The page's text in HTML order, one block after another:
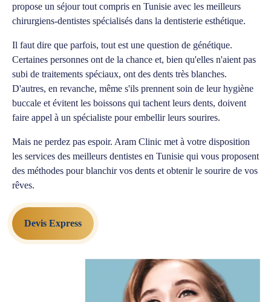
propose un séjour tout compris en Tunisie avec les meilleurs
chirurgiens-dentistes spécialisés dans la dentisterie esthétique.
Il faut dire que parfois, tout est une question de génétique.
Certaines personnes ont de la chance et, bien qu'elles n'aient pas
subi de traitements spéciaux, ont des dents très blanches.
D'autres, en revanche, même s'ils prennent soin de leur hygiène
buccale et évitent les boissons qui tachent leurs dents, doivent
faire appel à un spécialiste pour embellir leurs sourires.
Mais ne perdez pas espoir. Aram Clinic met à votre disposition
les services des meilleurs dentistes en Tunisie qui vous proposent
des méthodes pour blanchir vos dents et obtenir le sourire de vos
rêves.
Devis Express